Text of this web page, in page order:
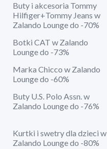
Buty i akcesoria Tommy
Hilfiger+Tommy Jeans w
Zalando Lounge do -70%
Botki CAT w Zalando
Lounge do -73%
Marka Chicco w Zalando
Lounge do -60%
Buty U.S. Polo Assn. w
Zalando Lounge do -76%
Kurtki i swetry dla dzieci w
Zalando Lounge do -80%